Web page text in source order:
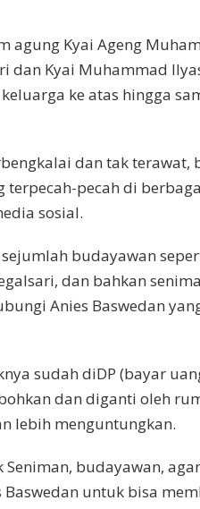
agung Kyai Ageng
dan Kyai Muhammad
ke atas hingga
dan tak terawat,
pecah di
sosial.
budayawan
dan bahkan
Anies Baswedan
sudah diDP (bayar
dan diganti oleh
lebih menguntungkan.
budayawan,
untuk bisa